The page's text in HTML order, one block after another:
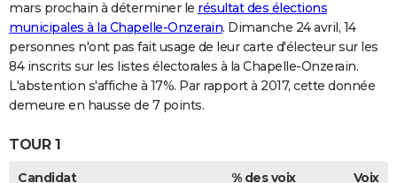
mars prochain à déterminer le résultat des élections
municipales à la Chapelle-Onzerain. Dimanche 24 avril, 14
personnes n'ont pas fait usage de leur carte d'électeur sur les
84 inscrits sur les listes électorales à la Chapelle-Onzerain.
L'abstention s'affiche à 17%. Par rapport à 2017, cette donnée
demeure en hausse de 7 points.
TOUR 1
Candidat % des voix
Voix